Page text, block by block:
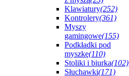
Klawiatury(252)
Kontrolery(361)
Myszy
gamingowe(155)
Podkładki pod
myszkę(110)
Stoliki i biurka(102)
Słuchawki(171)